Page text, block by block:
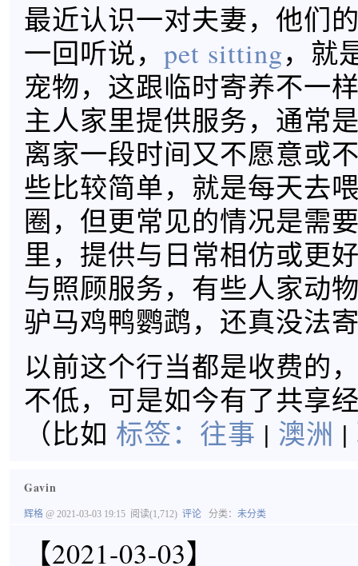
最近认识一对夫妻，他们
一回听说， pet sitting，就
宠物，这跟临时寄养不一
主人家里提供服务，通常
离家一段时间又不愿意或
些比较简单，就是每天去
圈，但更常见的情况是需
里，提供与日常相仿或更
与照顾服务，有些人家动
驴马鸡鸭鹦鹉，还真没法
以前这个行当都是收费的
不低，可是如今有了共享
（比如 标签： 往事 | 澳洲 |
Gavin
辉格 @ 2021-03-03 19:15 阅读(1,712) 评论 分类： 未分类
【2021-03-03】